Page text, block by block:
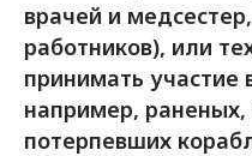
врачей и
работников), или
принимать участие
например,
потерпевших